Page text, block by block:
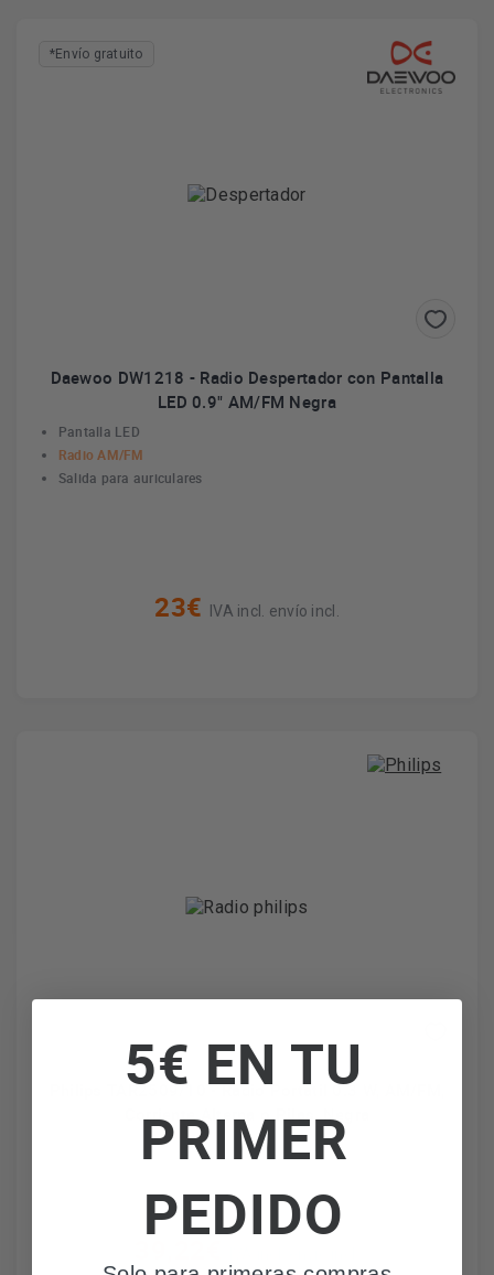
*Envío gratuito
Daewoo DW1218 - Radio Despertador con Pantalla
LED 0.9" AM/FM Negra
Pantalla LED
Radio AM/FM
Salida para auriculares
23€ IVA incl. envío incl.
Philips TAR2509/10 - Radio Portátil 0.3 W, AM/FM,
Corriente Alterna o Pilas, Negra
5€ EN TU
PRIMER
PEDIDO